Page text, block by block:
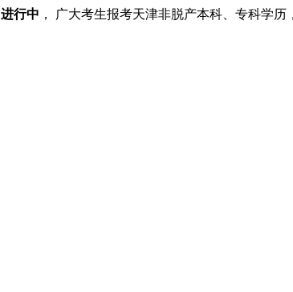
行中 ， 广大考生报考天津非脱产本科、专科学